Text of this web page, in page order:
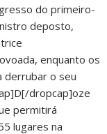
do primeiro-
deposto,
enquanto os
derrubar o seu
dropcap]oze
permitirá
lugares na